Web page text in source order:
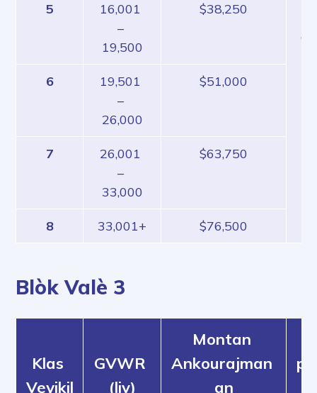
5
16,001
–
19,500
$38,250
6
19,501
–
26,000
$51,000
7
26,001
–
33,000
$63,750
8 33,001+ $76,500
Blòk Valè 3
Klas
Veyikil
GVWR
(liv)
Montan
Ankourajman
an